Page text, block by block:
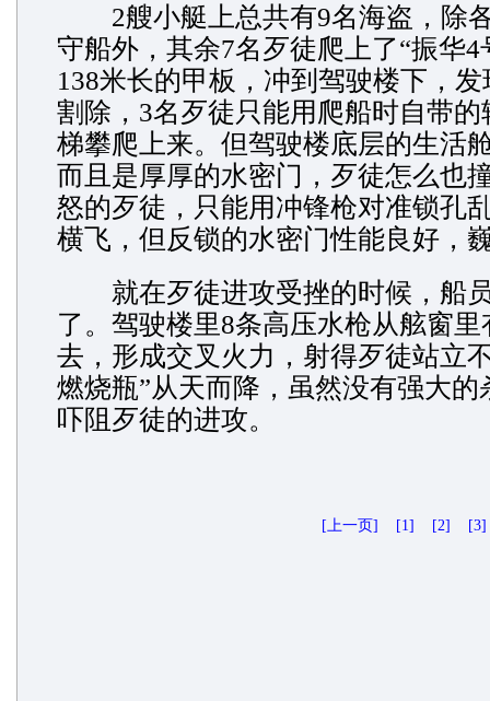
2艘小艇上总共有9名海盗，除
守船外，其余7名歹徒爬上了“振华4
138米长的甲板，冲到驾驶楼下，
割除，3名歹徒只能用爬船时自带
梯攀爬上来。但驾驶楼底层的生活
而且是厚厚的水密门，歹徒怎么也
怒的歹徒，只能用冲锋枪对准锁孔
横飞，但反锁的水密门性能良好，
就在歹徒进攻受挫的时候，船
了。驾驶楼里8条高压水枪从舷窗
去，形成交叉火力，射得歹徒站立
燃烧瓶”从天而降，虽然没有强大的
吓阻歹徒的进攻。
[上一页] [1] [2] [3]